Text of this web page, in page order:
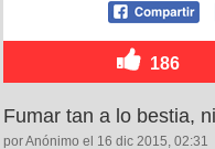
186
Fumar tan a lo bestia,
por Anónimo el 16 dic 2015, 02:31